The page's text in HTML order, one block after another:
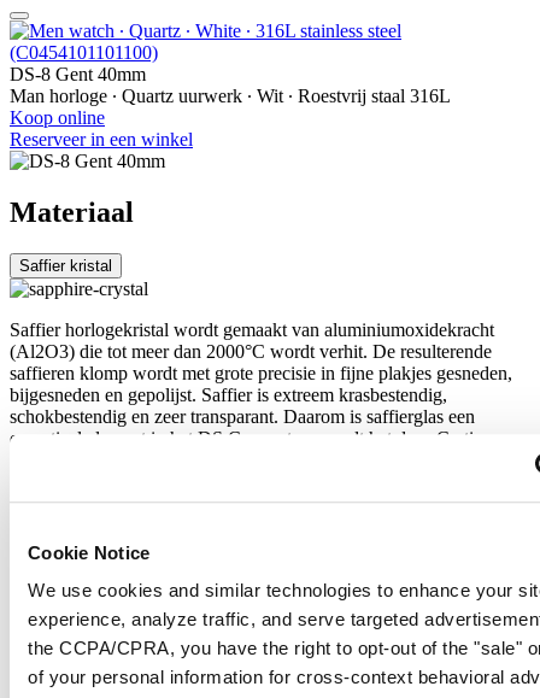
Cookie Notice
We use cookies and similar technologies to enhance your
experience, analyze traffic, and serve targeted
the CCPA/CPRA, you have the right to opt-out of the "sale"
of your personal information for cross-context behavioral
DS-8 Gent 40mm
Man horloge ∙ Quartz uurwerk ∙ Wit ∙ Roestvrij staal 316L
Koop online
Reserveer in een winkel
Materiaal
Saffier kristal
Saffier horlogekristal wordt gemaakt van aluminiumoxidekracht
(Al2O3) die tot meer dan 2000°C wordt verhit. De resulterende
saffieren klomp wordt met grote precisie in fijne plakjes gesneden,
bijgesneden en gepolijst. Saffier is extreem krasbestendig,
schokbestendig en zeer transparant. Daarom is saffierglas een
essentieel element in het DS Concept en wordt het door Certina
Roestvrij staal
kasten, banden en gespen, is enorm bestendig en corrosievast. Het
bevat slechts een minieme hoeveelheid nikkel, dat niet vrijkomt
tijdens het dragen en derhalve geen nikkelallergie veroorzaakt.
Saffier kristal